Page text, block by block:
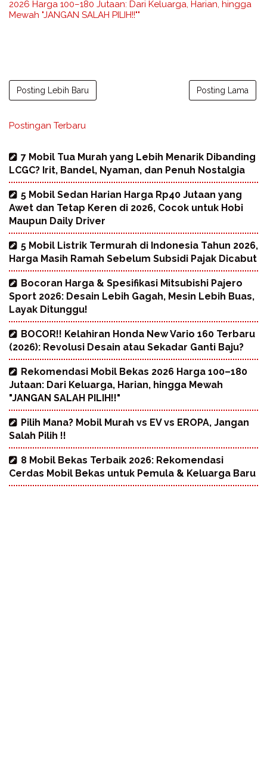
2026 Harga 100–180 Jutaan: Dari Keluarga, Harian, hingga
Mewah "JANGAN SALAH PILIH!!""
Posting Lebih Baru Posting Lama
Postingan Terbaru
7 Mobil Tua Murah yang Lebih Menarik Dibanding
LCGC? Irit, Bandel, Nyaman, dan Penuh Nostalgia
5 Mobil Sedan Harian Harga Rp40 Jutaan yang
Awet dan Tetap Keren di 2026, Cocok untuk Hobi
Maupun Daily Driver
5 Mobil Listrik Termurah di Indonesia Tahun 2026,
Harga Masih Ramah Sebelum Subsidi Pajak Dicabut
Bocoran Harga & Spesifikasi Mitsubishi Pajero
Sport 2026: Desain Lebih Gagah, Mesin Lebih Buas,
Layak Ditunggu!
BOCOR!! Kelahiran Honda New Vario 160 Terbaru
(2026): Revolusi Desain atau Sekadar Ganti Baju?
Rekomendasi Mobil Bekas 2026 Harga 100–180
Jutaan: Dari Keluarga, Harian, hingga Mewah
"JANGAN SALAH PILIH!!"
Pilih Mana? Mobil Murah vs EV vs EROPA, Jangan
Salah Pilih !!
8 Mobil Bekas Terbaik 2026: Rekomendasi
Cerdas Mobil Bekas untuk Pemula & Keluarga Baru